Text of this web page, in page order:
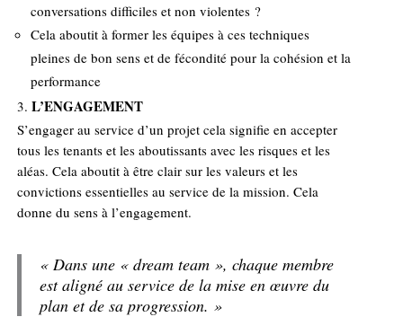
conversations difficiles et non violentes ?
Cela aboutit à former les équipes à ces techniques
pleines de bon sens et de fécondité pour la cohésion et la
performance
L’ENGAGEMENT
S’engager au service d’un projet cela signifie en accepter
tous les tenants et les aboutissants avec les risques et les
aléas. Cela aboutit à être clair sur les valeurs et les
convictions essentielles au service de la mission. Cela
donne du sens à l’engagement.
« Dans une « dream team », chaque membre
est aligné au service de la mise en œuvre du
plan et de sa progression. »